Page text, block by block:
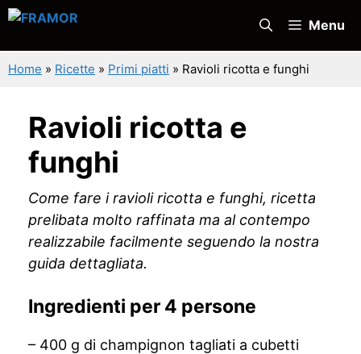
Vai
contenuto
Menu
Home » Ricette » Primi piatti » Ravioli ricotta e funghi
Ravioli ricotta e
funghi
Come fare i ravioli ricotta e funghi, ricetta
prelibata molto raffinata ma al contempo
realizzabile facilmente seguendo la nostra
guida dettagliata.
Ingredienti per 4 persone
– 400 g di champignon tagliati a cubetti